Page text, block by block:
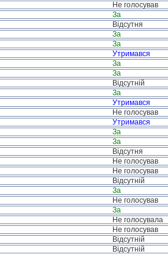
Не голосував
За
Відсутня
За
За
Утримався
За
За
Відсутній
За
Утримався
Не голосував
Утримався
За
За
Відсутня
Не голосував
Не голосував
Відсутній
За
Не голосував
За
Не голосувала
Не голосував
Відсутній
Відсутній